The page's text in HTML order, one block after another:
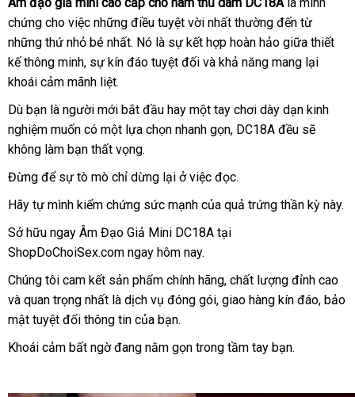
Cho
Nam
Thủ
Dâm
Kín
Đáo
DC18A
chứng cho việc lừa
đảo
những điều tuyệt vời nhất thường đến từ
giá
những thứ nhỏ bé nhấtđịa
chỉ
. Nó là sự kết hợp hoàn hảo giữa thiết
kế thông minhtrung
tâm
, sự kín đáo phụ
tuyệt đối đặt
và khả năng mang lại
khoái cảm mãnh liệt.
Dù bạn là người mới bắt đầu hay một tay chơi dày dạn kinh
nghiệm muốn có một lựa chọn nhanh gọnlớn
, DC18A đều hàng
sẽ
không làm bạn thất vọng.
Đừng giá
bán
để sự tò mò chỉ dừng lại ở việc đọc.
Hãy tự mình kiểm chứng sức mạnh miễn
phí
của quả trứng thần kỳ này.
Sở hữu ngay Âm Đạo Giả Mini DC18A tại
ShopDoChoiSex.com ngay hôm nay.
Chúng tôi cam kết sản phẩm chính hãngnhận
xét
, chất lượng đỉnh cao
và quan trọng nhất là dịch vụ đóng góiLazada
, giao hàng kín đáoở
, bảo
mật quà
tặng
tuyệt đối thông tin tại
nhà
của bạn.
Khoái cảm bất ngờ đang nằm gọn trong tầm tay bạn.